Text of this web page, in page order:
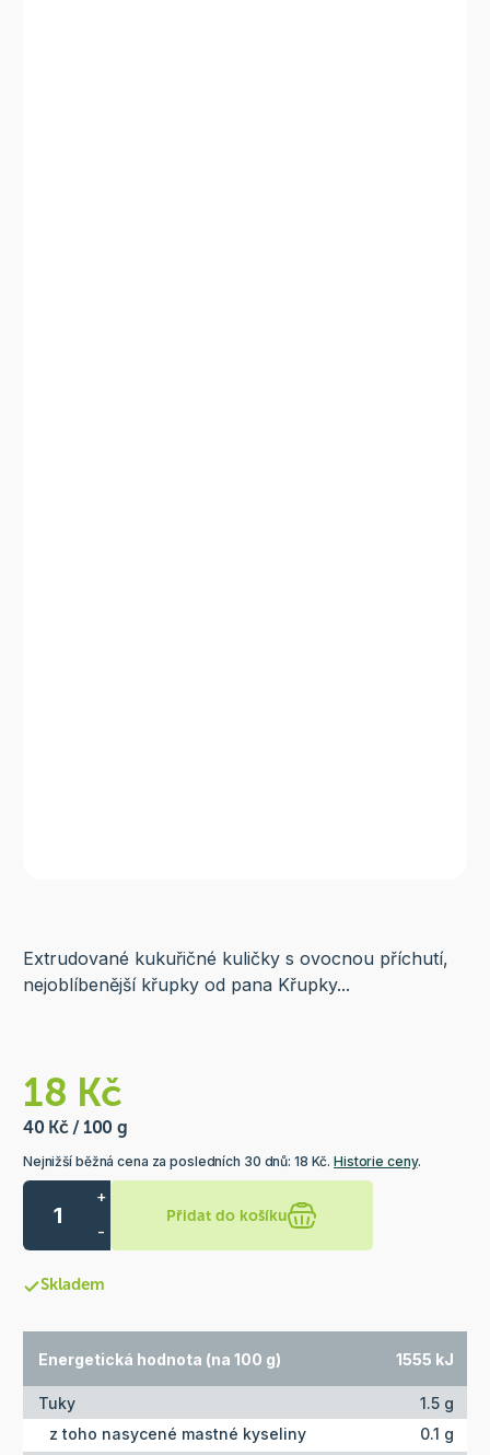
Extrudované kukuřičné kuličky s ovocnou příchutí,
nejoblíbenější křupky od pana Křupky...
18 Kč
40 Kč / 100 g
Nejnižší běžná cena za posledních 30 dnů: 18 Kč.Historie ceny.
+
-
Přidat do košíku
Skladem
Energetická hodnota (na 100 g) 1555 kJ
Tuky
1.5 g
z toho nasycené mastné kyseliny
0.1 g